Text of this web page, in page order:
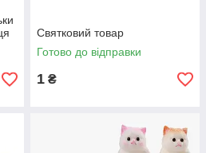
Святковий товар
Готово до відправки
1 ₴